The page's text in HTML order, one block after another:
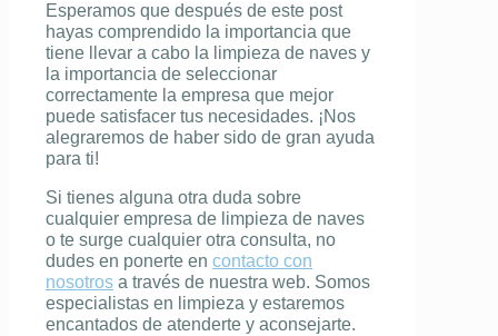
Esperamos que después de este post
hayas comprendido la importancia que
tiene llevar a cabo la limpieza de naves y
la importancia de seleccionar
correctamente la empresa que mejor
puede satisfacer tus necesidades. ¡Nos
alegraremos de haber sido de gran ayuda
para ti!
Si tienes alguna otra duda sobre
cualquier empresa de limpieza de naves
o te surge cualquier otra consulta, no
dudes en ponerte en contacto con
nosotros a través de nuestra web. Somos
especialistas en limpieza y estaremos
encantados de atenderte y aconsejarte.